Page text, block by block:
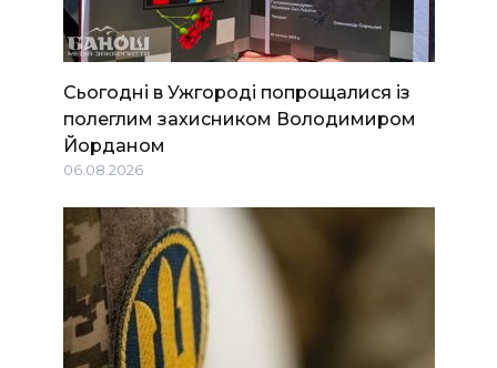
Сьогодні в Ужгороді попрощалися із
полеглим захисником Володимиром
Йорданом
06.08.2026